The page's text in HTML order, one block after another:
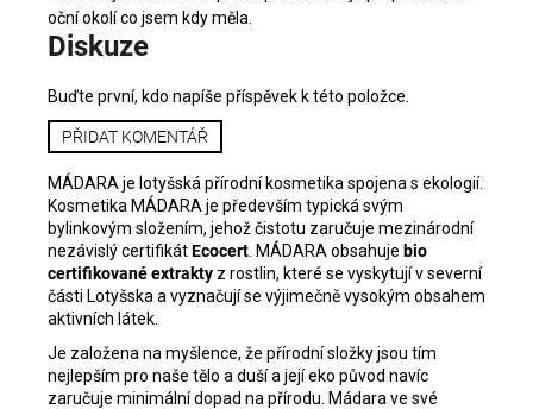
o
d
o
c
e
n
í
oční okolí co jsem kdy měla.
Diskuze
Buďte první, kdo napíše příspěvek k této položce.
PŘIDAT KOMENTÁŘ
MÁDARA je lotyšská přírodní kosmetika spojena s ekologií.
Kosmetika MÁDARA je především typická svým
bylinkovým složením, jehož čistotu zaručuje mezinárodní
nezávislý certifikátEcocert . MÁDARA obsahuje bio
certifikované extrakty z rostlin, které se vyskytují v severní
části Lotyšska a vyznačují se výjimečně vysokým obsahem
aktivních látek.
Je založena na myšlence, že přírodní složky jsou tím
nejlepším pro naše tělo a duší a její eko původ navíc
zaručuje minimální dopad na přírodu. Mádara ve své